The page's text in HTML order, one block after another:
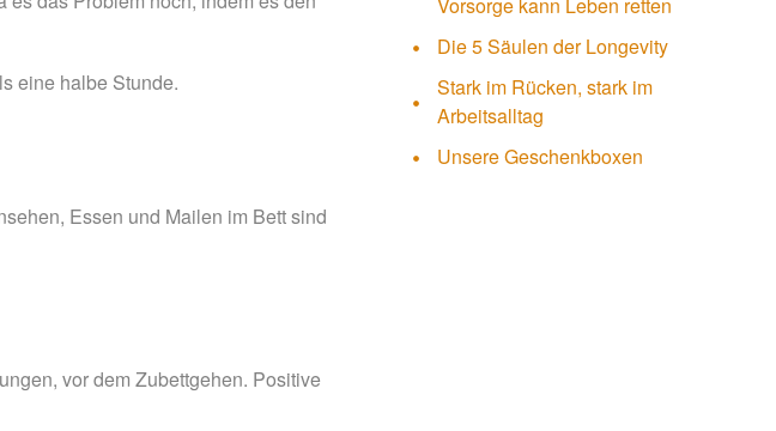
eine halbe Stunde.
Essen und Mailen im Bett sind
vor dem Zubettgehen. Positive
Die 5 Säulen der Longevity
Stark im Rücken, stark im
Arbeitsalltag
Unsere Geschenkboxen